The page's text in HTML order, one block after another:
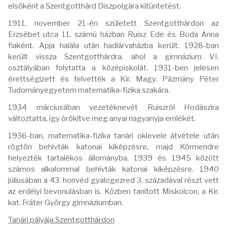
elsőként a Szentgotthárd Díszpolgára kitüntetést.
1911. november 21-én született Szentgotthárdon az
Erzsébet utca 11. számú házban Ruisz Ede és Boda Anna
fiaként. Apja halála után hadiárvaházba került. 1928-ban
került vissza Szentgotthárdra, ahol a gimnázium VI.
osztályában folytatta a középiskolát. 1931-ben jelesen
érettségizett és felvették a Kir. Magy. Pázmány Péter
Tudományegyetem matematika-fizika szakára.
1934 márciusában vezetéknevét Ruiszról Hodászira
változtatta, így örökítve meg anyai nagyanyja emlékét.
1936-ban, matematika-fizika tanári oklevele átvétele után
rögtön behívták katonai kiképzésre, majd Körmendre
helyezték tartalékos állományba. 1939 és 1945 között
számos alkalommal behívták katonai kiképzésre. 1940
júliusában a 43. honvéd gyalogezred 3. századával részt vett
az erdélyi bevonulásban is. Közben tanított Miskolcon, a Kir.
kat. Fráter György gimnáziumban.
Tanári pályája Szentgotthárdon